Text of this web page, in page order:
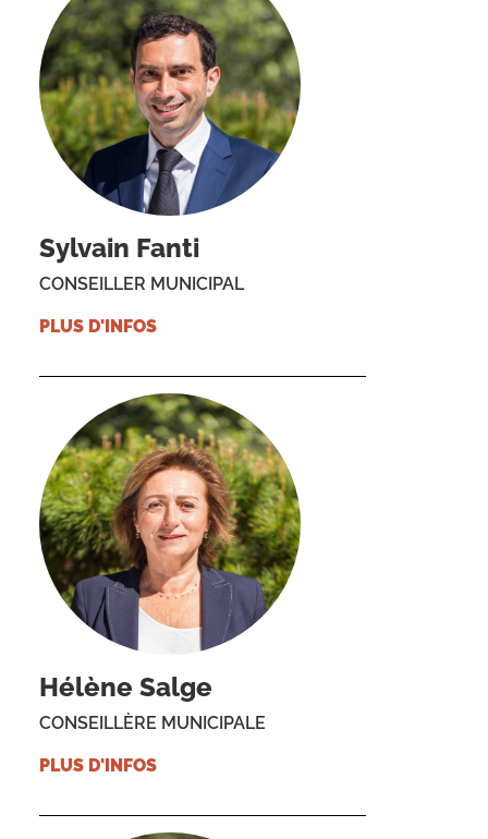
Sylvain Fanti
CONSEILLER MUNICIPAL
PLUS D'INFOS
Hélène Salge
CONSEILLÈRE MUNICIPALE
PLUS D'INFOS